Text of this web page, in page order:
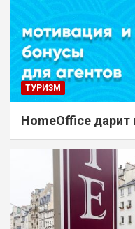
ТУРИЗМ
HomeOffice дарит